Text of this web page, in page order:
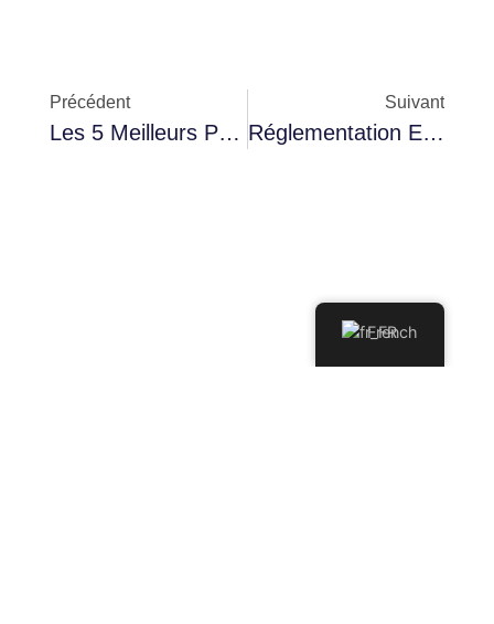
Précédent
Les 5 Meilleurs Pare-Soleil De Voiture Sur Amazon En 2025 : Guide D'achat
Suivant
Réglementation Et Exigences Légales Pour L'utilisation Des Remorques En Espagne (2025)
French